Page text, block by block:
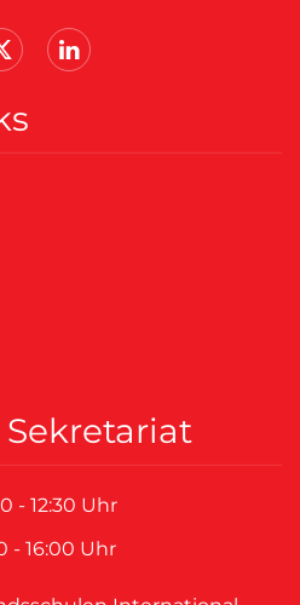
- 12:30 Uhr
- 16:00 Uhr